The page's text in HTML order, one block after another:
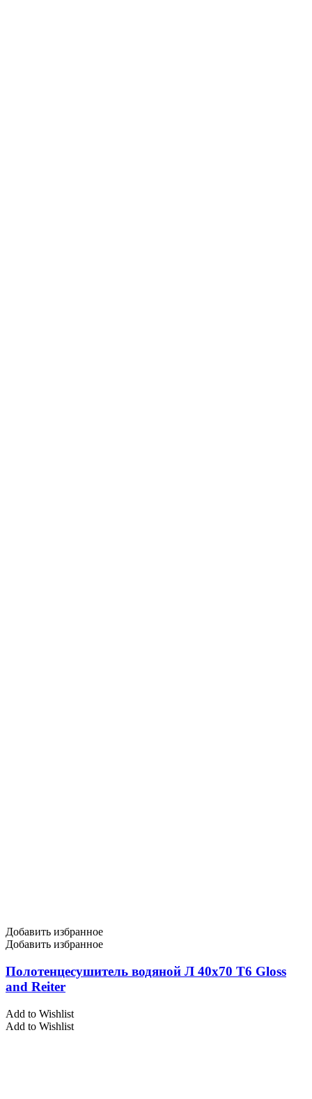
Добавить избранное
Добавить избранное
Полотенцесушитель водяной Л 40х70 Т6 Gloss
and Reiter
Add to Wishlist
Add to Wishlist